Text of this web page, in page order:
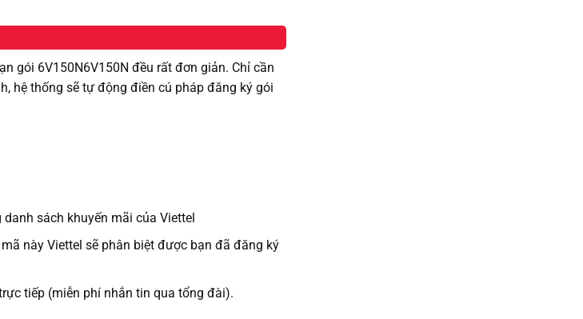
gói 6V150N6V150N đều rất đơn giản. Chỉ cần
hệ thống sẽ tự động điền cú pháp đăng ký gói
sách khuyến mãi của Viettel
này Viettel sẽ phân biệt được bạn đã đăng ký
tiếp (miễn phí nhắn tin qua tổng đài).